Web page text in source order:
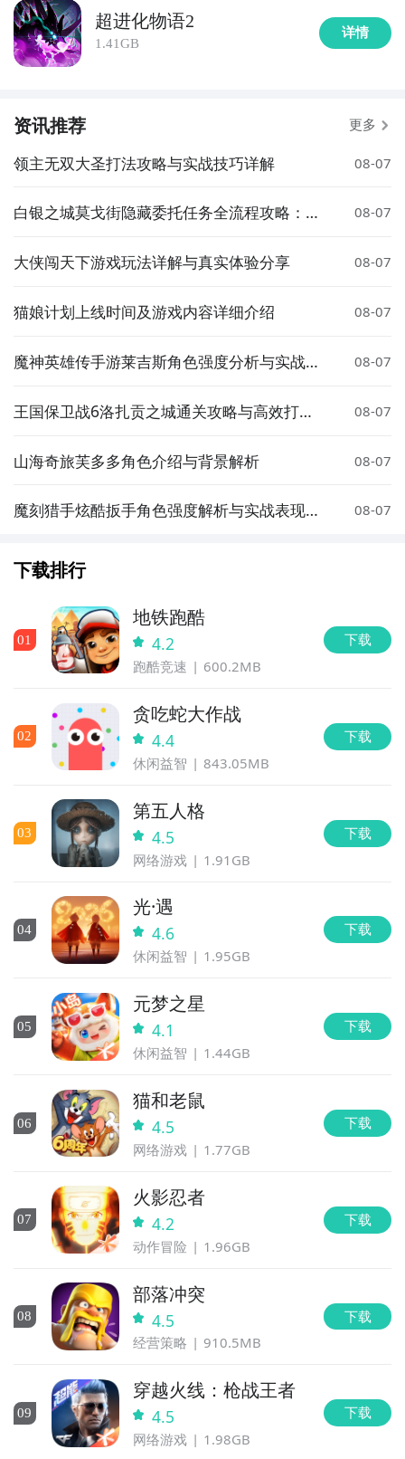
斗士一个没落下，也基本涉足了近年所有的竞技类游
戏，虽然很业余，但我深深的爱着这些与人斗其乐无穷
的游戏。
在过程中收获快乐的地方
，为此我们大幅度弱化了实时
PVP里数值的影响，务求有一个相对公平的环境让大家
切磋斗技。
《物语》的对战体验，我们希望做到操作简单，技能释
放时机有深度，战局有博弈性，践行这些想法花费了我
们大量的时间，从DEMO到现在，我们收集了很多很棒
的建议，并进行了反复的探讨，比如很多玩家特别喜欢
被动效果，并强化了神灵的战略特色，举个栗子：
神灵白虎在场时，怪兽除了攻击力提高外，还可以利用
而神灵朱雀在场时，怪兽的伤害减免能力会提高，释放
雀可以完克白虎，累积优势。
为基调展开，我们会尽早大规模开放实时PVP测试，并
瘾的对战体验。
▲ 起源殿玩法
说到PVP，简单介绍一下自己，我是一名狂热的竞技类
游戏玩家，曾经在War3高校联赛拿过冠军，WOW的角
斗士一个没落下，也基本涉足了近年所有的竞技类游
戏，虽然很业余，但我深深的爱着这些与人斗其乐无穷
的游戏。
在过程中收获快乐的地方
PVP里数值的影响，务求有一个相对公平的环境让大家
切磋斗技。
《物语》的对战体验，我们希望做到操作简单，技能释
放时机有深度，战局有博弈性，践行这些想法花费了我
们大量的时间，从DEMO到现在，我们收集了很多很棒
的建议，并进行了反复的探讨，比如很多玩家特别喜欢
被动效果，并强化了神灵的战略特色，举个栗子：
神灵白虎在场时，怪兽除了攻击力提高外，还可以利用
而神灵朱雀在场时，怪兽的伤害减免能力会提高，释放
主动技能后己方怪兽5秒内不会死亡，正确的时机切换朱
雀可以完克白虎，累积优势。
为基调展开，我们会尽早大规模开放实时PVP测试，并
持续的跟大家进行交流，相信最后一定可以打磨出超过
瘾的对战体验。
▲ 起源殿玩法
超进化物语2
1.41GB
详情
资讯推荐 更多
领主无双大圣打法攻略与实战技巧详解 08-07
白银之城莫戈街隐藏委托任务全流程攻略：触
08-07
大侠闯天下游戏玩法详解与真实体验分享 08-07
猫娘计划上线时间及游戏内容详细介绍 08-07
魔神英雄传手游莱吉斯角色强度分析与实战搭
08-07
王国保卫战6洛扎贡之城通关攻略与高效打法
08-07
山海奇旅芙多多角色介绍与背景解析 08-07
魔刻猎手炫酷扳手角色强度解析与实战表现评
08-07
下载排行
01
地铁跑酷
4.2
跑酷竞速 600.2MB
下载
02
贪吃蛇大作战
4.4
休闲益智 843.05MB
下载
03
第五人格
4.5
网络游戏 1.91GB
下载
04
光·遇
4.6
休闲益智 1.95GB
下载
05
元梦之星
4.1
休闲益智 1.44GB
下载
06
猫和老鼠
4.5
网络游戏 1.77GB
下载
07
火影忍者
4.2
动作冒险 1.96GB
下载
08
部落冲突
4.5
经营策略 910.5MB
下载
09
穿越火线：枪战王者
4.5
网络游戏 1.98GB
下载